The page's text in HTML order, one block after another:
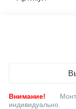
Внимание!
индивидуально.